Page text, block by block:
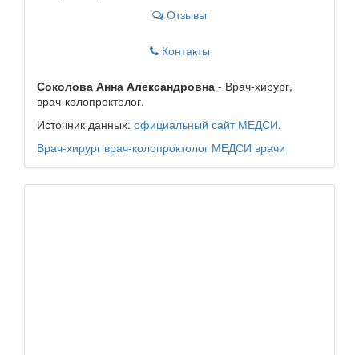
Отзывы
Контакты
Соколова Анна Александровна - Врач-хирург,
врач-колопроктолог.
Источник данных: официальный сайт МЕДСИ.
Врач-хирург врач-колопроктолог МЕДСИ врачи